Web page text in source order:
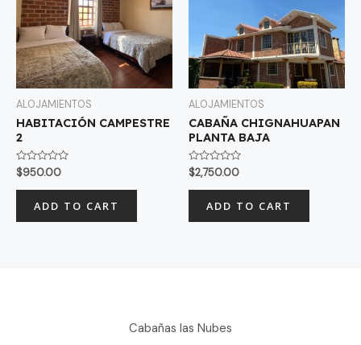
ALOJAMIENTOS
HABITACIÓN CAMPESTRE
2
Rated
0
out
$950.00
ADD TO CART
ALOJAMIENTOS
CABAÑA CHIGNAHUAPAN
PLANTA BAJA
Rated
0
out
$2,750.00
ADD TO CART
Cabañas las Nubes